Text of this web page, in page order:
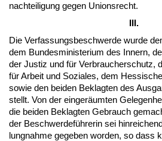
nach­tei­li­gung ge­gen Uni­ons­recht.
III.
Die Ver­fas­sungs­be­schwer­de wur­de
dem Bun­des­mi­nis­te­ri­um des In­nern,
der Jus­tiz und für Ver­brau­cher­schutz,
für Ar­beit und So­zia­les, dem
so­wie den bei­den Be­klag­ten des
stellt. Von der ein­geräum­ten
die bei­den Be­klag­ten Ge­brauch
der Be­schwer­deführe­rin sei
lung­nah­me ge­ge­ben wor­den, so dass